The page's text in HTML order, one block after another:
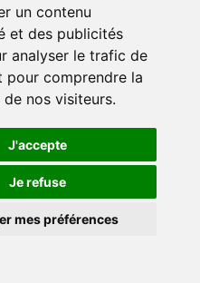
un contenu
et des publicités
analyser le trafic de
pour comprendre la
nos visiteurs.
J'accepte
Je refuse
mes préférences